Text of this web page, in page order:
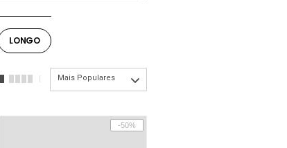
LONGO
Mais Populares
-50%